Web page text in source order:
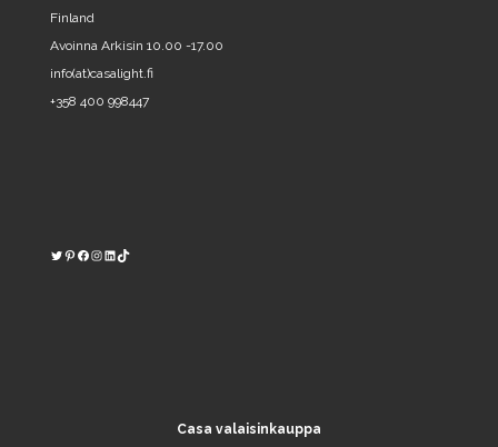
Finland
Avoinna Arkisin 10.00 -17.00
info(at)casalight.fi
+358 400 998447
Twitter
Pinterest
https://www.facebook.com/kodinvalaisin/
Instagram
LinkedIn
TikTok
Casa valaisinkauppa